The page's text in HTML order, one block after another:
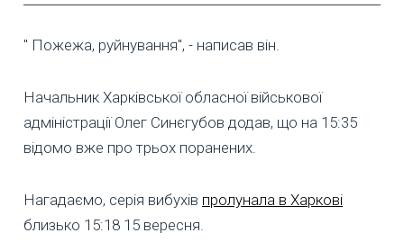
" Пожежа, руйнування", - написав він.
Начальник Харківської обласної військової
адміністрації Олег Синєгубов додав, що на 15:35
відомо вже про трьох поранених.
Нагадаємо, серія вибухів пролунала в Харкові
близько 15:18 15 вересня.